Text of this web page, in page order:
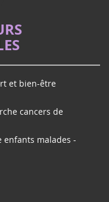
et bien-être
cancers de
enfants malades -